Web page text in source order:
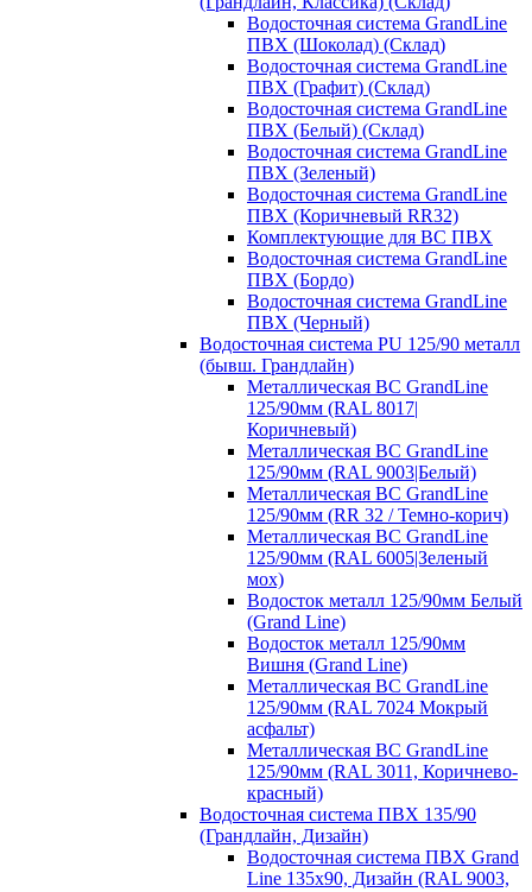
Водосточная система GrandLine
ПВХ (Шоколад) (Склад)
Водосточная система GrandLine
ПВХ (Графит) (Склад)
Водосточная система GrandLine
ПВХ (Белый) (Склад)
Водосточная система GrandLine
ПВХ (Зеленый)
Водосточная система GrandLine
ПВХ (Коричневый RR32)
Комплектующие для ВС ПВХ
Водосточная система GrandLine
ПВХ (Бордо)
Водосточная система GrandLine
ПВХ (Черный)
Водосточная система PU 125/90 металл
(бывш. Грандлайн)
Металлическая ВС GrandLine
125/90мм (RAL 8017|
Коричневый)
Металлическая ВС GrandLine
125/90мм (RAL 9003|Белый)
Металлическая ВС GrandLine
125/90мм (RR 32 / Темно-корич)
Металлическая ВС GrandLine
125/90мм (RAL 6005|Зеленый
мох)
Водосток металл 125/90мм Белый
(Grand Line)
Водосток металл 125/90мм
Вишня (Grand Line)
Металлическая ВС GrandLine
125/90мм (RAL 7024 Мокрый
асфальт)
Металлическая ВС GrandLine
125/90мм (RAL 3011, Коричнево-
красный)
Водосточная система ПВХ 135/90
(Грандлайн, Дизайн)
Водосточная система ПВХ Grand
Line 135х90, Дизайн (RAL 9003,